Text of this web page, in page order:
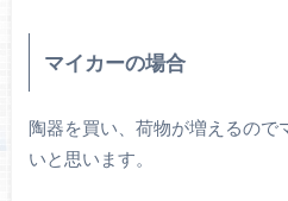
マイカーの場合
陶器を買い、荷物が増えるので
いと思います。